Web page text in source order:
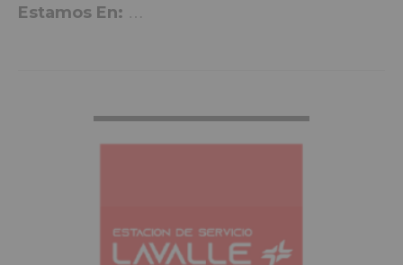
Estamos En: Avenida Madrid, 2, Aspe